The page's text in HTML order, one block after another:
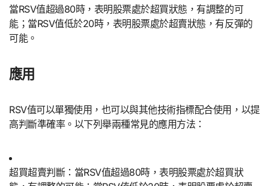
當RSV值超過80時，表明股票處於超買狀態，有調整的可
能；當RSV值低於20時，表明股票處於超賣狀態，有反彈的
可能。
應用
RSV值可以單獨使用，也可以與其他技術指標配合使用，以提
高判斷準確率。以下列舉兩種常見的應用方法：
超買超賣判斷：當RSV值超過80時，表明股票處於超買狀